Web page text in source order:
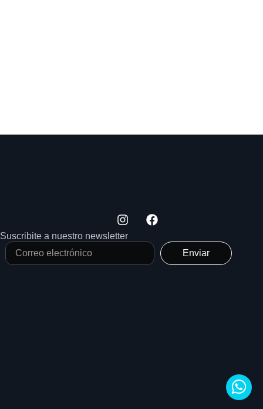
Suscribite a nuestro newsletter
Enviar